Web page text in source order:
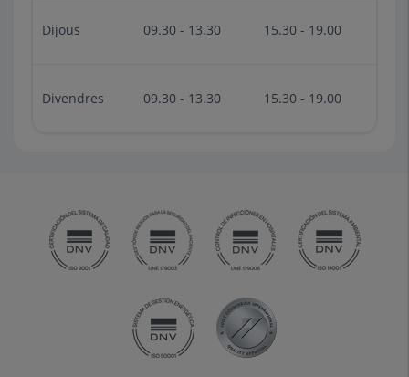
Dijous 09.30 - 13.30 15.30 - 19.00
Divendres 09.30 - 13.30 15.30 - 19.00